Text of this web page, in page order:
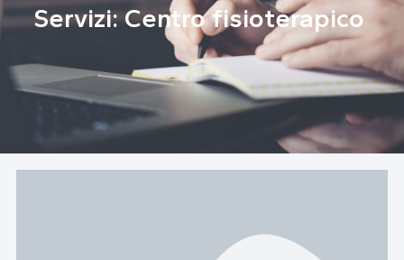
Servizi: Centro fisioterapico